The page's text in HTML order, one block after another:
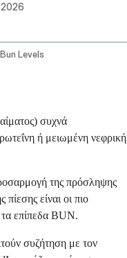
Levels
συχνά
ή μειωμένη νεφρική
της πρόσληψης
πίεσης είναι οι πιο
τα επίπεδα BUN.
συζήτηση με τον